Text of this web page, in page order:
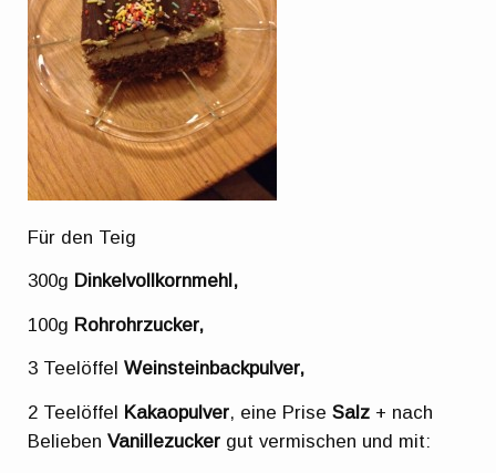
Für den Teig
300g Dinkelvollkornmehl,
100g Rohrohrzucker,
3 TeelöffelWeinsteinbackpulver,
2 Teelöffel Kakaopulver, eine PriseSalz + nach
BeliebenVanillezucker gut vermischen und mit: